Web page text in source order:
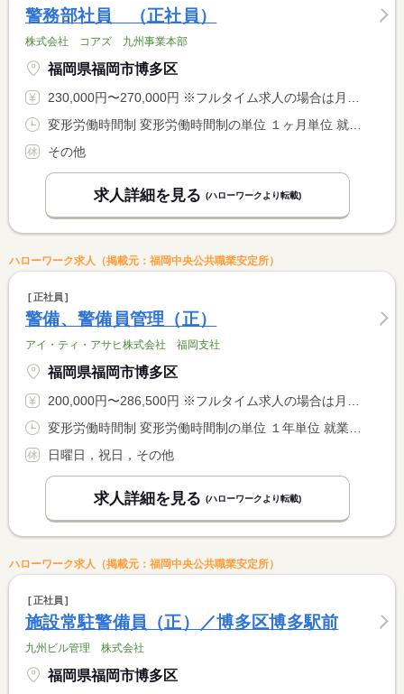
警務部社員 （正社員）
株式会社 コアズ 九州事業本部
福岡県福岡市博多区
230,000円〜270,000円 ※フルタイム求人の場合は月額（換算額）、パート求人の場合は時間額を表示しています。
その他
求人詳細を見る (ハローワークより転載)
ハローワーク求人（掲載元：福岡中央公共職業安定所）
正社員
警備、警備員管理（正）
アイ・ティ・アサヒ株式会社 福岡支社
福岡県福岡市博多区
200,000円〜286,500円 ※フルタイム求人の場合は月額（換算額）、パート求人の場合は時間額を表示しています。
日曜日，祝日，その他
求人詳細を見る (ハローワークより転載)
ハローワーク求人（掲載元：福岡中央公共職業安定所）
正社員
施設常駐警備員（正）／博多区博多駅前
九州ビル管理 株式会社
福岡県福岡市博多区